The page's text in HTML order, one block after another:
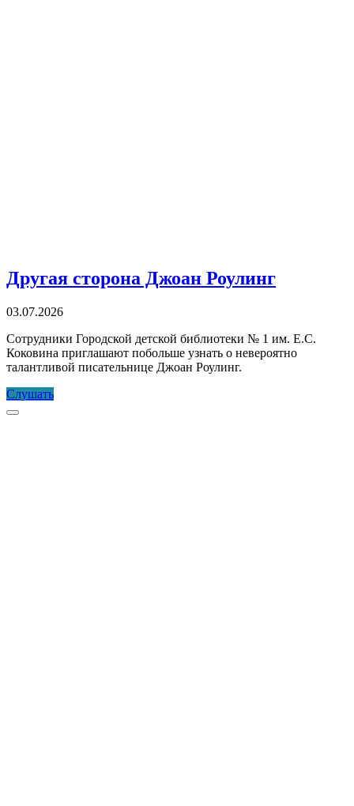
Другая сторона Джоан Роулинг
03.07.2026
Сотрудники Городской детской библиотеки № 1 им. Е.С.
Коковина приглашают побольше узнать о невероятно
талантливой писательнице Джоан Роулинг.
СлушатьДругая
Прокрутка